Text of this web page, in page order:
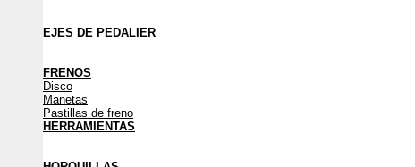
EJES DE PEDALIER
FRENOS
Disco
Manetas
Pastillas de freno
HERRAMIENTAS